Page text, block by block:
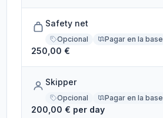
Safety net
Opcional Pagar en la base
250,00 €
Skipper
Opcional Pagar en la base
200,00 € per day